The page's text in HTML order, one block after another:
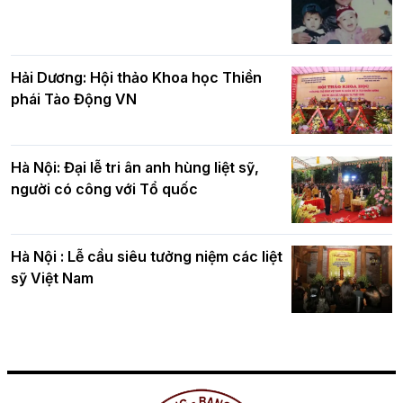
Hải Dương: Hội thảo Khoa học Thiền
phái Tào Động VN
Hà Nội: Đại lễ tri ân anh hùng liệt sỹ,
người có công với Tổ quốc
Hà Nội : Lễ cầu siêu tưởng niệm các liệt
sỹ Việt Nam